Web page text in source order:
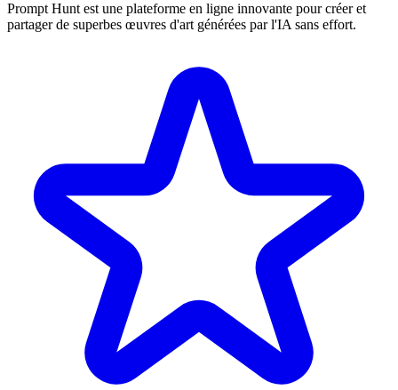
Prompt Hunt est une plateforme en ligne innovante pour créer et
partager de superbes œuvres d'art générées par l'IA sans effort.